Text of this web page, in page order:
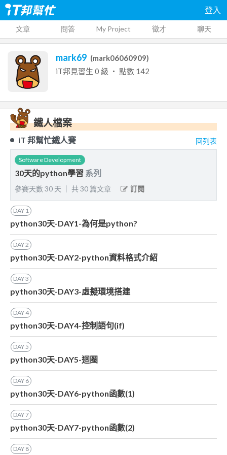
登入
文章 問答 My Project 徵才 聊天
mark69 (mark06060909)
iT邦見習生 0 級 ‧ 點數 142
鐵人檔案
iT 邦幫忙鐵人賽 回列表
Software Development
30天的python學習 系列
參賽天數30 天 共30 篇文章 訂閱
DAY 1
python30天-DAY1-為何是python?
DAY2
python30天-DAY2-python資料格式介紹
DAY3
python30天-DAY3-虛擬環境搭建
DAY4
python30天-DAY4-控制語句(if)
DAY5
python30天-DAY5-迴圈
DAY 6
python30天-DAY6-python函數(1)
DAY7
python30天-DAY7-python函數(2)
DAY 8